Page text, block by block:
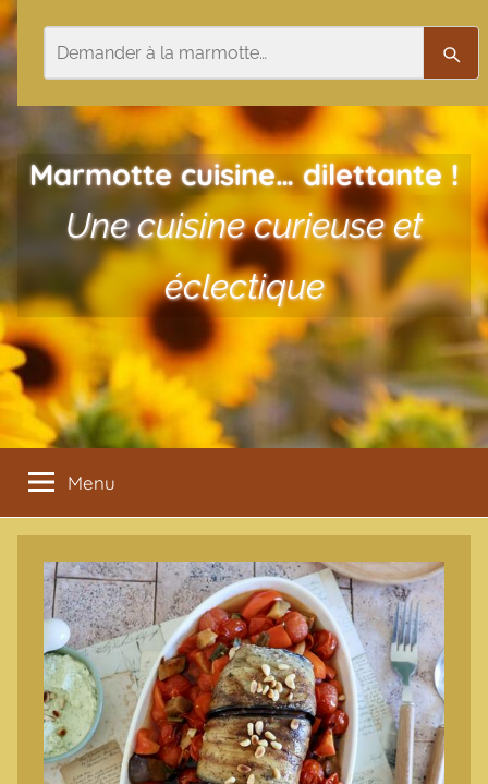
Aller au contenu
Marmotte cuisine… dilettante !
Une cuisine curieuse et
éclectique
Menu